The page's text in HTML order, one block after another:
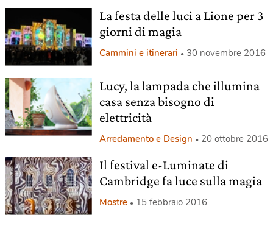
La festa delle luci a Lione per 3
giorni di magia
Cammini e itinerari 30 novembre 2016
Lucy, la lampada che illumina
casa senza bisogno di
elettricità
Arredamento e Design 20 ottobre 2016
Il festival e-Luminate di
Cambridge fa luce sulla magia
Mostre 15 febbraio 2016